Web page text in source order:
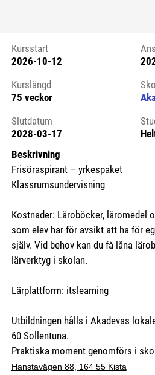
Kursstart 6166711
Kursstart
2026-10-12
Kurslängd
75 veckor
Slutdatum
2028-03-17
Beskrivning
Frisöraspirant – yrkespaket
Klassrumsundervisning
Kostnader: Läroböcker, läromedel
som elev har för avsikt att ha för
själv. Vid behov kan du få låna
lärverktyg i skolan.
Lärplattform: itslearning
Utbildningen hålls i Akadevas
60 Sollentuna.
Praktiska moment genomförs i
Hanstavägen 88, 164 55 Kista